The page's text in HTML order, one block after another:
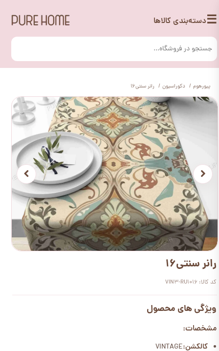
☰دسته‌بندی کالاها
پیورهوم دکوراسیون رانر سنتی16
رانر سنتی16
کد کالا: VIN3-RU1016
ویژگی های محصول
مشخصات:
کالکشن:VINTAGE